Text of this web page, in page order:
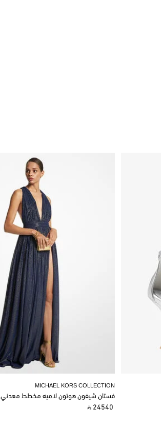
MICHAEL KORS COLLECTION
فستان شيفون هوتون لاميه مخطط معدني
‎ ⃁ 24540 ‎